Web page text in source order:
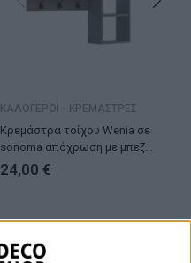
ΚΑΛΟΓΕΡΟΙ - ΚΡΕΜΑΣΤΡΕΣ
Κρεμάστρα τοίχου Wenia σε
sonoma απόχρωση με μπεζ
μαρμάρου 99.5x15x61εκ
24,00 €